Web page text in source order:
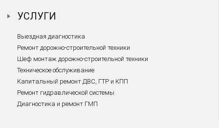
УСЛУГИ
Выездная диагностика
Ремонт дорожно-строительной техники
Шеф монтаж дорожно-строительной техники
Техническое обслуживание
Капитальный ремонт ДВС, ГТР и КПП
Ремонт гидравлической системы
Диагностика и ремонт ГМП